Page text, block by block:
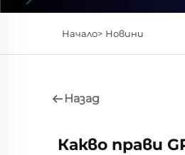
Начало> Новини
Назад
Какво прави